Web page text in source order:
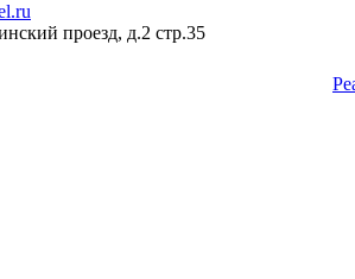
проезд, д.2 стр.35